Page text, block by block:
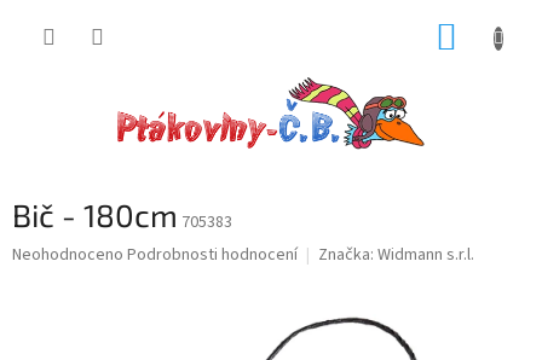
Bič - 180cm 705383
Průměrné
Neohodnoceno Podrobnosti hodnocení Značka: Widmann s.r.l.